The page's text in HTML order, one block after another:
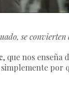
se convierten
, que nos enseña